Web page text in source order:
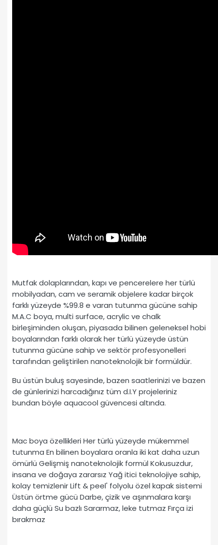
Mutfak dolaplarından, kapı ve pencerelere her türlü
mobilyadan, cam ve seramik objelere kadar birçok
farklı yüzeyde %99.8 e varan tutunma gücüne sahip
M.A.C boya, multi surface, acrylic ve chalk
birleşiminden oluşan, piyasada bilinen geleneksel hobi
boyalarından farklı olarak her türlü yüzeyde üstün
tutunma gücüne sahip ve sektör profesyonelleri
tarafından geliştirilen nanoteknolojik bir formüldür.
Bu üstün buluş sayesinde, bazen saatlerinizi ve bazen
de günlerinizi harcadığınız tüm d.I.Y projeleriniz
bundan böyle aquacool güvencesi altında.
Mac boya özellikleri Her türlü yüzeyde mükemmel
tutunma En bilinen boyalara oranla iki kat daha uzun
ömürlü Gelişmiş nanoteknolojik formül Kokusuzdur,
insana ve doğaya zararsız Yağ itici teknolojiye sahip,
kolay temizlenir Lift & peel' folyolu özel kapak sistemi
Üstün örtme gücü Darbe, çizik ve aşınmalara karşı
daha güçlü Su bazlı Sararmaz, leke tutmaz Fırça izi
bırakmaz